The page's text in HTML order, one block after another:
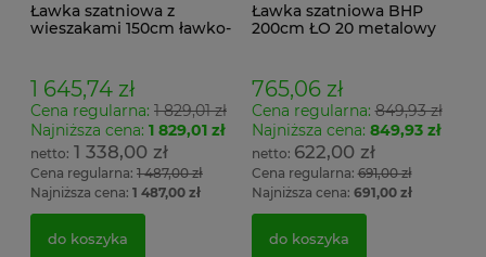
Ławka szatniowa z
wieszakami 150cm ławko-
1 645,74 zł
Cena regularna: 1 829,01 zł
Najniższa cena: 1 829,01 zł
1 338,00 zł
Cena regularna: 1 487,00 zł
Najniższa cena: 1 487,00 zł
do koszyka
Ławka szatniowa BHP
200cm ŁO 20 metalowy
765,06 zł
Cena regularna:849,93 zł
Najniższa cena: 849,93 zł
622,00 zł
Cena regularna:691,00 zł
Najniższa cena: 691,00 zł
do koszyka